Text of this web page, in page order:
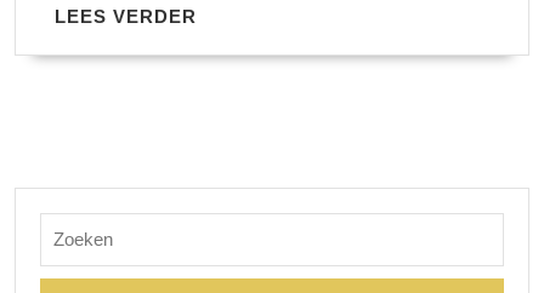
LEES VERDER
naar: